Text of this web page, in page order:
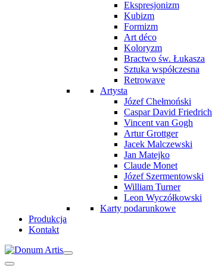
Ekspresjonizm
Kubizm
Formizm
Art déco
Koloryzm
Bractwo św. Łukasza
Sztuka współczesna
Retrowave
Artysta
Józef Chełmoński
Caspar David Friedrich
Vincent van Gogh
Artur Grottger
Jacek Malczewski
Jan Matejko
Claude Monet
Józef Szermentowski
William Turner
Leon Wyczółkowski
Karty podarunkowe
Produkcja
Kontakt